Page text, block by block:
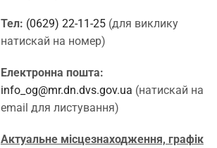
Тел: (0629) 22-11-25(для виклику
натискай на номер)
Електронна пошта:
info_og@mr.dn.dvs.gov.ua (натискай на
email для листування)
Актуальне місцезнаходження, графік